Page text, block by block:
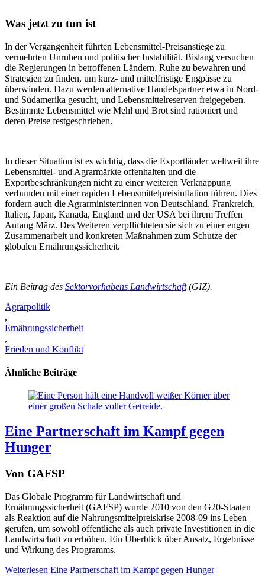
Was jetzt zu tun ist
In der Vergangenheit führten Lebensmittel-Preisanstiege zu
vermehrten Unruhen und politischer Instabilität. Bislang versuchen
die Regierungen in betroffenen Ländern, Ruhe zu bewahren und
Strategien zu finden, um kurz- und mittelfristige Engpässe zu
überwinden. Dazu werden alternative Handelspartner etwa in Nord-
und Südamerika gesucht, und Lebensmittelreserven freigegeben.
Bestimmte Lebensmittel wie Mehl und Brot sind rationiert und
deren Preise festgeschrieben.
In dieser Situation ist es wichtig, dass die Exportländer weltweit ihre
Lebensmittel- und Agrarmärkte offenhalten und die
Exportbeschränkungen nicht zu einer weiteren Verknappung
verbunden mit einer rapiden Lebensmittelpreisinflation führen. Dies
fordern auch die Agrarminister:innen von Deutschland, Frankreich,
Italien, Japan, Kanada, England und der USA bei ihrem Treffen
Anfang März. Des Weiteren verpflichteten sie sich zu einer engen
Zusammenarbeit und konkreten Maßnahmen zum Schutze der
globalen Ernährungssicherheit.
Ein Beitrag des Sektorvorhabens Landwirtschaft(GIZ).
Agrarpolitik
,
Ernährungssicherheit
,
Frieden und Konflikt
Ähnliche Beiträge
Eine Partnerschaft im Kampf gegen
Hunger
Von GAFSP
Das Globale Programm für Landwirtschaft und
Ernährungssicherheit (GAFSP) wurde 2010 von den G20-Staaten
als Reaktion auf die Nahrungsmittelpreiskrise 2008-09 ins Leben
gerufen, um sowohl öffentliche als auch private Investitionen in die
Landwirtschaft zu erhöhen. Ein Überblick über Ansatz, Ergebnisse
und Wirkung des Programms.
Weiterlesen Eine Partnerschaft im Kampf gegen Hunger